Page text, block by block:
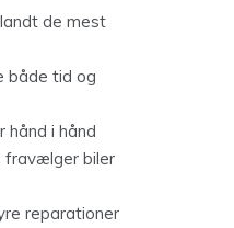
de mest
både tid og
hånd i hånd
fravælger biler
reparationer